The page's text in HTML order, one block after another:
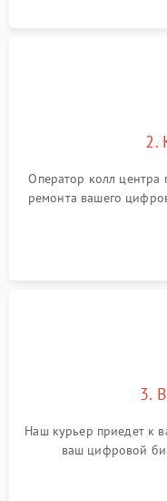
2.
Оператор колл центра
ремонта вашего
3.
Наш курьер приедет к
ваш цифровой